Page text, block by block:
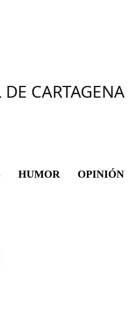
CARTAGENA
HUMOR OPINIÓN